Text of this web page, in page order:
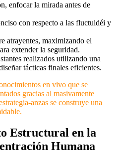
enfocar la mirada antes de
con respecto a las fluctuidéi y
atrayentes, maximizando el
extender la seguridad.
realizados utilizando una
tácticas finales eficientes.
en vivo que se
gracias al masivamente
anzas se construye una
Estructural en la
Humana